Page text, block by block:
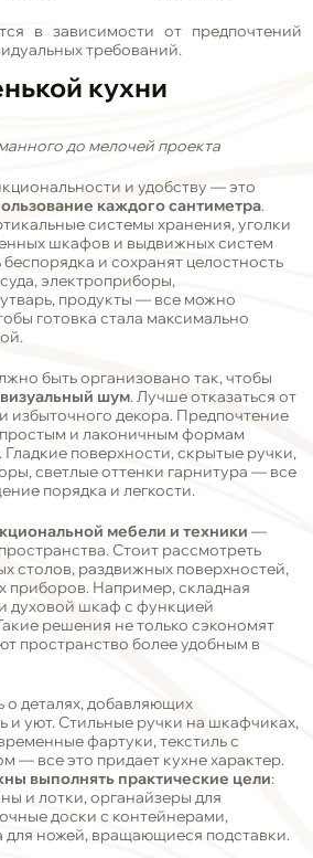
в зависимости от предпочтений
требований.
кухни
до мелочей проекта
и удобству — это
каждого сантиметра.
системы хранения, уголки
шкафов и выдвижных систем
и сохранят целостность
электроприборы,
продукты — все можно
готовка стала максимально
быть организовано так, чтобы
шум. Лучше отказаться от
избыточного декора. Предпочтение
простым и лаконичным формам
Гладкие поверхности, скрытые ручки,
светлые оттенки гарнитура — все
порядка и легкости.
мебели и техники —
Стоит рассмотреть
столов, раздвижных поверхностей,
приборов. Например, складная
духовой шкаф с функцией
решения не только сэкономят
пространство более удобным в
о деталях, добавляющих
и уют. Стильные ручки на шкафчиках,
фартуки, текстиль с
— все это придает кухне характер.
выполнять практические цели:
и лотки, органайзеры для
доски с контейнерами,
для ножей, вращающиеся подставки.